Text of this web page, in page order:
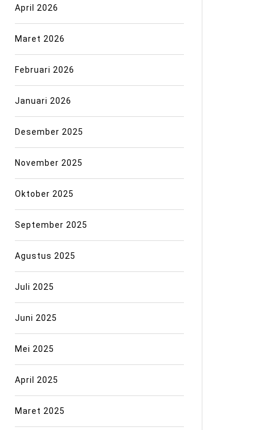
April 2026
Maret 2026
Februari 2026
Januari 2026
Desember 2025
November 2025
Oktober 2025
September 2025
Agustus 2025
Juli 2025
Juni 2025
Mei 2025
April 2025
Maret 2025